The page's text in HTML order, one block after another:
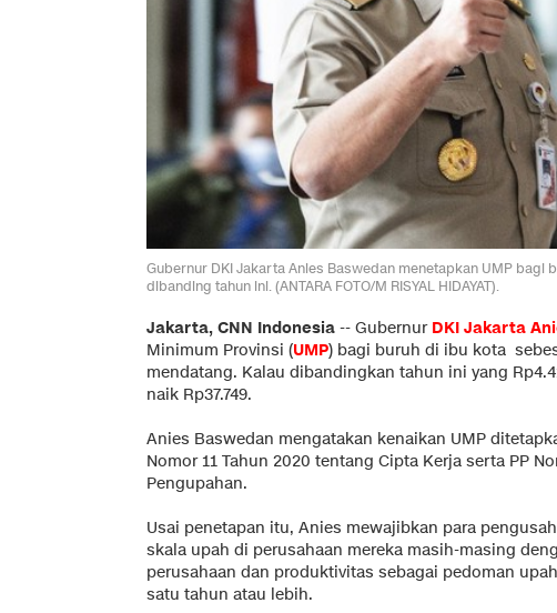
Gubernur DKI Jakarta Anies Baswedan menetapkan UMP bagi
dibanding tahun ini. (ANTARA FOTO/M RISYAL HIDAYAT).
Jakarta, CNN Indonesia -- Gubernur DKI Jakarta
Minimum Provinsi (UMP) bagi buruh di ibu kota
mendatang. Kalau dibandingkan tahun ini yang
naik Rp37.749.
Anies Baswedan mengatakan kenaikan UMP
Nomor 11 Tahun 2020 tentang Cipta Kerja serta PP
Pengupahan.
Usai penetapan itu, Anies mewajibkan para
skala upah di perusahaan mereka masih-masing
perusahaan dan produktivitas sebagai pedoman
satu tahun atau lebih.